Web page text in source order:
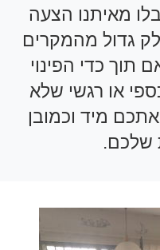
מאיתנו הצעה
גדול מהמקרים
תוך כדי הפינוי
או רגשי שלא
מיד וכמובן
שלכם.